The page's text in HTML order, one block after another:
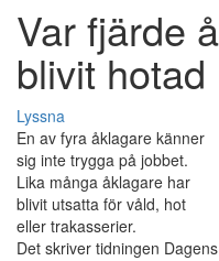
Var fjärde
blivit hotad
Lyssna
En av fyra åklagare känner
sig inte trygga på jobbet.
Lika många åklagare har
blivit utsatta för våld, hot
eller trakasserier.
Det skriver tidningen